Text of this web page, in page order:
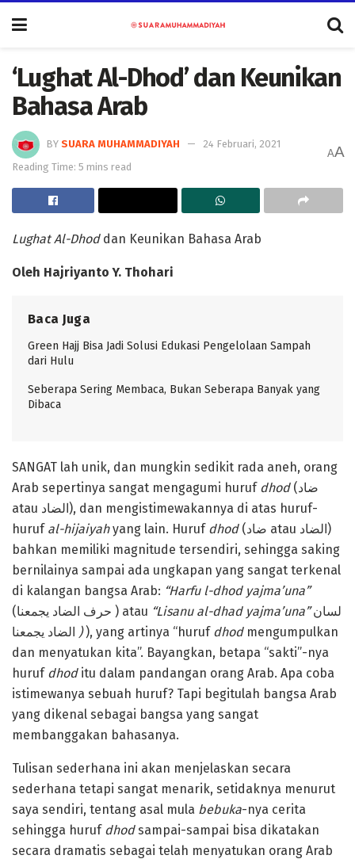
‘Lughat Al-Dhod’ dan Keunikan
Bahasa Arab
BY SUARA MUHAMMADIYAH
24 Februari, 2021
Reading Time: 5 mins read
AA
Lughat Al-Dhoddan Keunikan Bahasa Arab
Oleh Hajriyanto Y. Thohari
Baca Juga
Green Hajj Bisa Jadi Solusi Edukasi Pengelolaan Sampah
dari Hulu
Seberapa Sering Membaca, Bukan Seberapa Banyak yang
Dibaca
SANGAT lah unik, dan mungkin sedikit rada aneh, orang
Arab sepertinya sangat mengagumi huruf dhod(ضاد
atau الضاد), dan mengistimewakannya di atas huruf-
huruf al-hijaiyahyang lain. Huruf dhod(ضاد atau الضاد)
bahkan memiliki magnitude tersendiri, sehingga saking
bernilainya sampai ada ungkapan yang sangat terkenal
di kalangan bangsa Arab: “Harfu l-dhod yajma’una”
(حرف الضاد يجمعنا ) atau “Lisanu al-dhad yajma’una”لسان
)), yang artinya “huruf dhodmengumpulkan
dan menyatukan kita”. Bayangkan, betapa “sakti”-nya
huruf dhoditu dalam pandangan orang Arab. Apa coba
istimewanya sebuah huruf? Tapi begitulah bangsa Arab
yang dikenal sebagai bangsa yang sangat
membanggakan bahasanya.
Tulisan sederhana ini akan menjelaskan secara
sederhana tetapi sangat menarik, setidaknya menurut
saya sendiri, tentang asal mula bebuka-nya cerita
sehingga huruf dhodsampai-sampai bisa dikatakan
secara dramatis sebagai telah menyatukan orang Arab